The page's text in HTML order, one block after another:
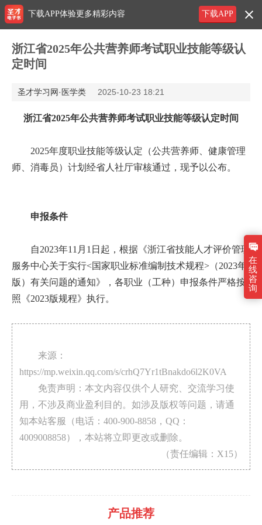
浙江省2025年公共营养师考试职业技能等级认
定时间
圣才学习网·医学类 2025-10-23 18:21
浙江省2025年公共营养师考试职业技能等级认定时间
2025年度职业技能等级认定（公共营养师、健康管理
师、消毒员）计划经省人社厅审核通过，现予以公布。
申报条件
自2023年11月1日起，根据《浙江省技能人才评价管理
服务中心关于实行<国家职业标准编制技术规程>（2023年
版）有关问题的通知》，各职业（工种）申报条件严格按
照《2023版规程》执行。
来源：
https://mp.weixin.qq.com/s/crhQ7Yr1tBnakdo6l2K0VA
免责声明：本文内容仅供个人研究、交流学习使
用，不涉及商业盈利目的。如涉及版权等问题，请通
知本站客服（电话：400-900-8858，QQ：
4009008858），本站将立即更改或删除。
（责任编辑：X15）
产品推荐
下载APP
下载APP体验更多精彩内容
在
线
咨
询